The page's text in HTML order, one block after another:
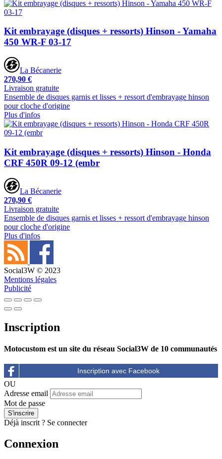
Kit embrayage (disques + ressorts) Hinson - Yamaha
450 WR-F 03-17
La Bécanerie
270,90 €
Livraison gratuite
Ensemble de disques garnis et lisses + ressort d'embrayage hinson
pour cloche d'origine
Plus d'infos
Kit embrayage (disques + ressorts) Hinson - Honda
CRF 450R 09-12 (embr
La Bécanerie
270,90 €
Livraison gratuite
Ensemble de disques garnis et lisses + ressort d'embrayage hinson
pour cloche d'origine
Plus d'infos
Social3W © 2023
Mentions légales
Publicité
Inscription
Motocustom est un site du réseau Social3W de 10 communautés
OU
Adresse email
Mot de passe
Déjà inscrit ? Se connecter
Connexion